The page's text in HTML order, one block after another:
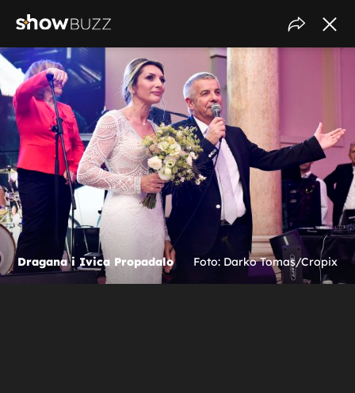
Dragana i Ivica Propadalo Foto: Darko Tomas/Cropix